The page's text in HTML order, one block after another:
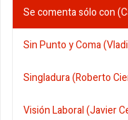
Se comenta sólo con
Sin Punto y Coma
Singladura (Roberto
Visión Laboral (Javier